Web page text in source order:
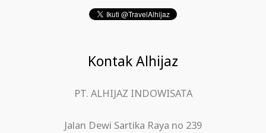
Kontak Alhijaz
PT. ALHIJAZ INDOWISATA
Jalan Dewi Sartika Raya no 239